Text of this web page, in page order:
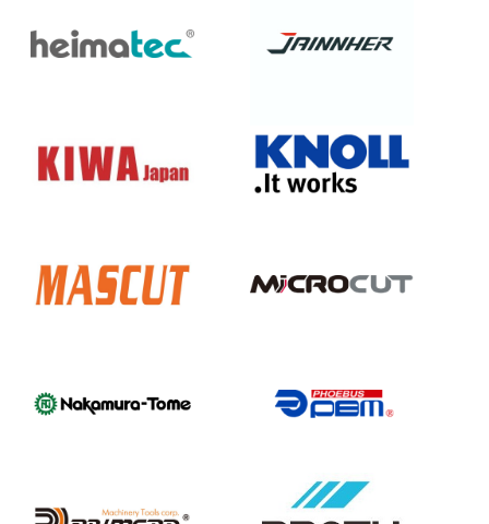
Heimatec Jainnher
KIWA Knoll
Mascut Microcut
Nakamura-
Phoebus